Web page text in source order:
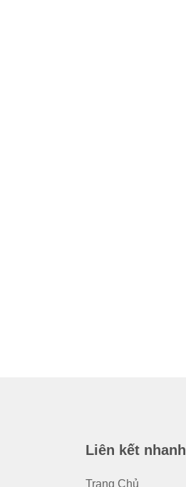
Liên kết nhanh
Trang Chủ